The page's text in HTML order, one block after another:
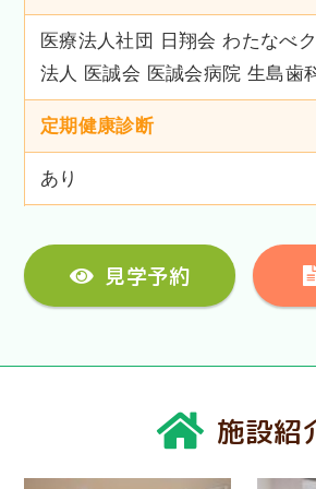
医療法人社団 日翔会 わたなべ
法人 医誠会 医誠会病院 生島歯
定期健康診断
あり
見学予約
施設紹